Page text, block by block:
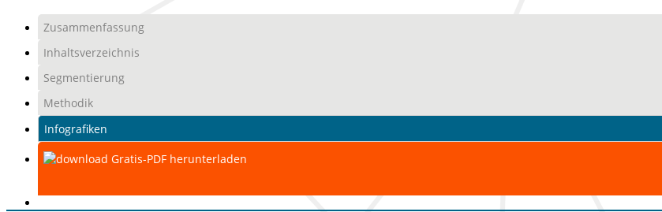
Zusammenfassung
Inhaltsverzeichnis
Segmentierung
Methodik
Infografiken
Gratis-PDF herunterladen